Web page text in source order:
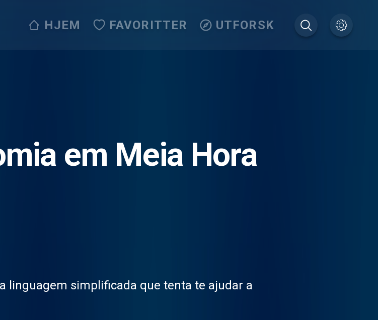
HJEM FAVORITTER UTFORSK
em Meia Hora
linguagem simplificada que tenta te ajudar a